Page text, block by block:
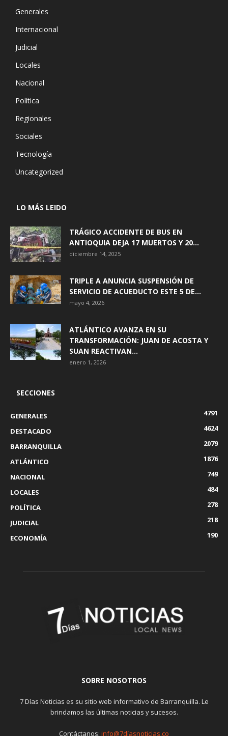
Generales
Internacional
Judicial
Locales
Nacional
Política
Regionales
Sociales
Tecnología
Uncategorized
LO MÁS LEIDO
TRÁGICO ACCIDENTE DE BUS EN
ANTIOQUIA DEJA 17 MUERTOS Y 20...
diciembre 14, 2025
TRIPLE A ANUNCIA SUSPENSIÓN DE
SERVICIO DE ACUEDUCTO ESTE 5 DE...
mayo 4, 2026
ATLÁNTICO AVANZA EN SU
TRANSFORMACIÓN: JUAN DE ACOSTA Y
SUAN REACTIVAN...
enero 1, 2026
SECCIONES
GENERALES
4791
DESTACADO
4624
BARRANQUILLA
2079
ATLÁNTICO
1876
NACIONAL
749
LOCALES
484
POLÍTICA
278
JUDICIAL
218
ECONOMÍA
190
SOBRE NOSOTROS
7 Días Noticias es su sitio web informativo de Barranquilla. Le
brindamos las últimas noticias y sucesos.
Contáctanos: info@7díasnoticias.co